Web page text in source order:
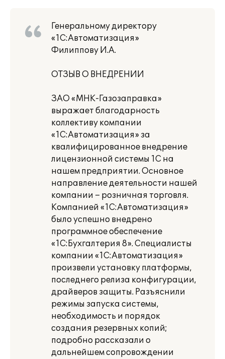
Генеральному директору
«1С:Автоматизация»
Филиппову И.А.
ОТЗЫВ О ВНЕДРЕНИИ
ЗАО «МНК-Газозаправка»
выражает благодарность
коллективу компании
«1С:Автоматизация» за
квалифицированное внедрение
лицензионной системы 1С на
нашем предприятии. Основное
направление деятельности нашей
компании – розничная торговля.
Компанией «1С:Автоматизация»
было успешно внедрено
программное обеспечение
«1С:Бухгалтерия 8». Специалисты
компании «1С:Автоматизация»
произвели установку платформы,
последнего релиза конфигурации,
драйверов защиты. Разъяснили
режимы запуска системы,
необходимость и порядок
создания резервных копий;
подробно рассказали о
дальнейшем сопровождении